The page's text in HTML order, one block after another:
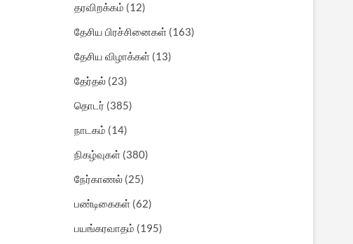
தரவிறக்கம் (12)
தேசிய பிரச்சினைகள் (163)
தேசிய விழாக்கள் (13)
தேர்தல் (23)
தொடர் (385)
நாடகம் (14)
நிகழ்வுகள் (380)
நேர்காணல் (25)
பண்டிகைகள் (62)
பயங்கரவாதம் (195)